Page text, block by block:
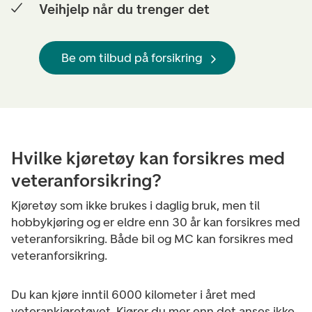
Veihjelp når du trenger det
Be om tilbud på forsikring
Hvilke kjøretøy kan forsikres med
veteranforsikring?
Kjøretøy som ikke brukes i daglig bruk, men til
hobbykjøring og er eldre enn 30 år kan forsikres med
veteranforsikring. Både bil og MC kan forsikres med
veteranforsikring.
Du kan kjøre inntil 6000 kilometer i året med